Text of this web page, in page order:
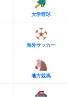
大学野球
海外サッカー
地方競馬